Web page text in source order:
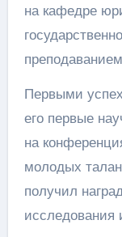
на кафедре
Первыми
его первые
на
молодых
получил
исследования